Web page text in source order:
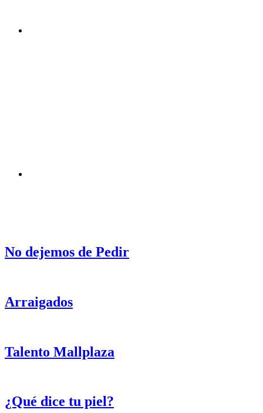
No dejemos de Pedir
Arraigados
Talento Mallplaza
¿Qué dice tu piel?